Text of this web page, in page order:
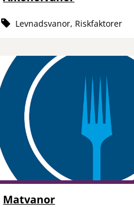
Levnadsvanor, Riskfaktorer
Matvanor